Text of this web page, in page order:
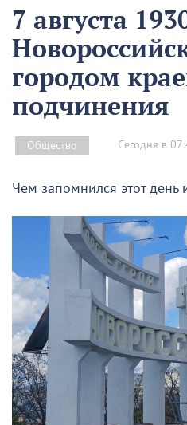
7 августа
городом
подчинения
Общество Сегодня в
Чем запомнился этот день